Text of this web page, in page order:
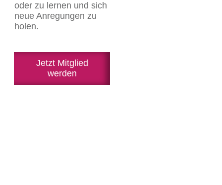
oder zu lernen und sich
neue Anregungen zu
holen.
Jetzt Mitglied
werden